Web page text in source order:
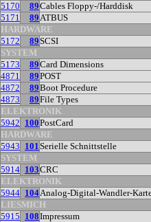
5170
89Cables Floppy-/Harddisk
5171
89ATBUS
HARDWARE
5172
89SCSI
SYSTEM
5173
89Card Dimensions
4871
89POST
4872
89Boot Procedure
4873
89File Types
ELEKTRONIK
5942 100PostCard
HARDWARE
5943 101Serielle Schnittstelle
SYSTEM
5914 103CRC
ELEKTRONIK
5944 104Analog-Digital-Wandler-
LIESMICH
5915 108Impressum